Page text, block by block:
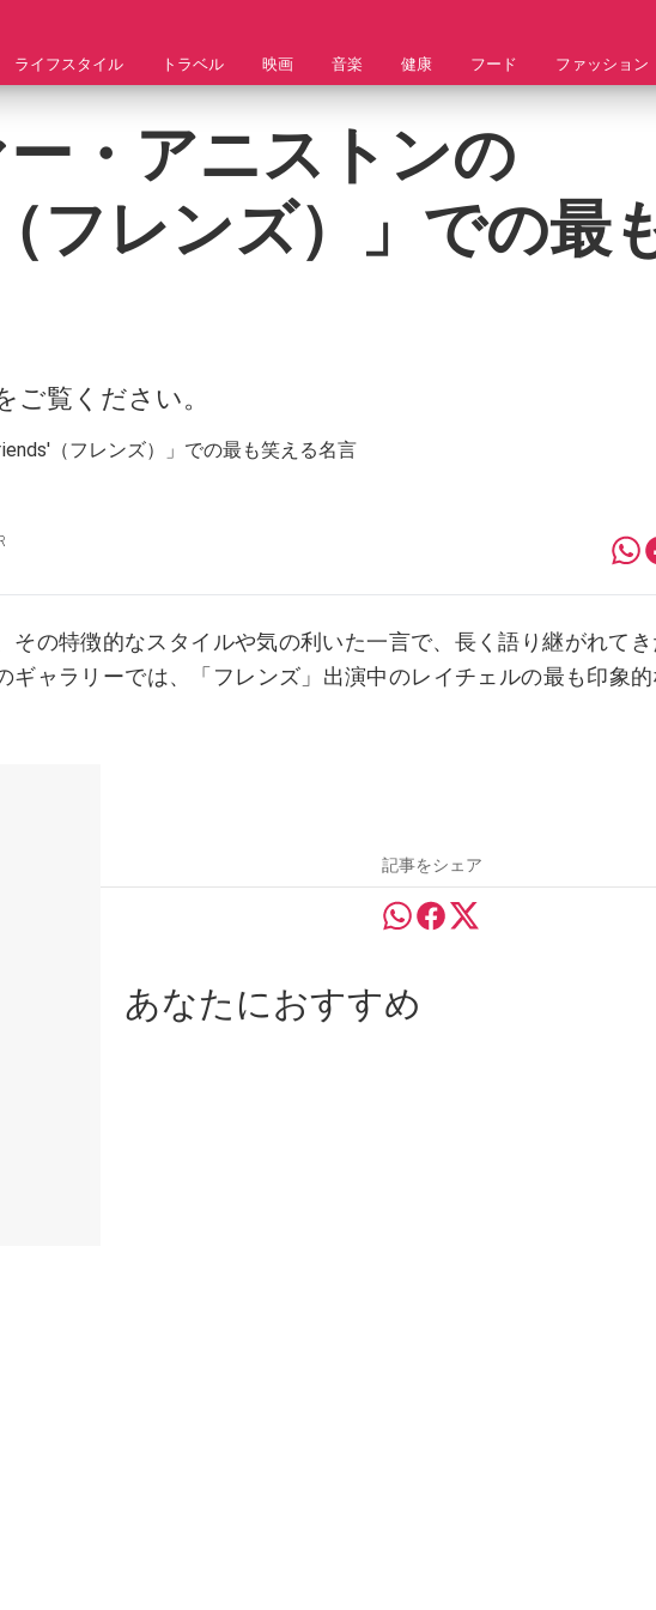
ライフスタイル トラベル 映画 音楽 健康 フード ファッション
・アニストンの
フレンズ）」での最
覧ください。
その特徴的なスタイルや気の利いた一言で、長く語り継がれてき
ギャラリーでは、「フレンズ」出演中のレイチェルの最も印象
記事をシェア
あなたにおすすめ